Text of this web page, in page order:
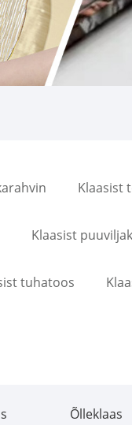
Klaasist
Klaasist
tuhatoos
Õlleklaas